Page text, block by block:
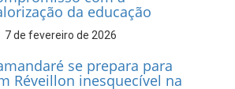
Service
10 de fevereiro de 2026
do Frevo: patrimônio
em movimento